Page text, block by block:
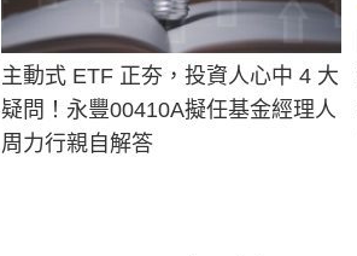
主動式 ETF 正夯，投資人心中 4 大
疑問！永豐00410A擬任基金經理人
周力行親自解答